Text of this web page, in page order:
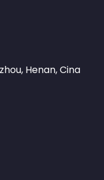
Henan, Cina